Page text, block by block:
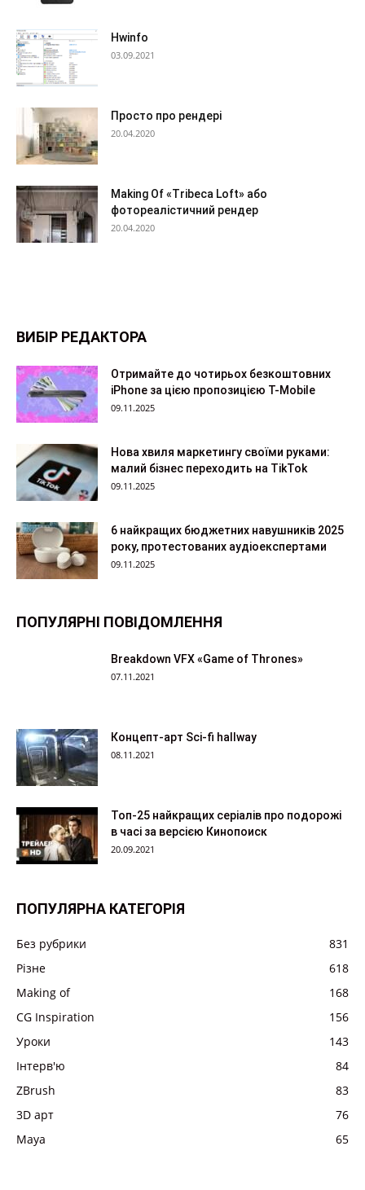
Hwinfo
03.09.2021
Просто про рендері
20.04.2020
Making Of «Tribeca Loft» або
фотореалістичний рендер
20.04.2020
ВИБІР РЕДАКТОРА
Отримайте до чотирьох безкоштовних
iPhone за цією пропозицією T-Mobile
09.11.2025
Нова хвиля маркетингу своїми руками:
малий бізнес переходить на TikTok
09.11.2025
6 найкращих бюджетних навушників 2025
року, протестованих аудіоекспертами
09.11.2025
ПОПУЛЯРНІ ПОВІДОМЛЕННЯ
Breakdown VFX «Game of Thrones»
07.11.2021
Концепт-арт Sci-fi hallway
08.11.2021
Топ-25 найкращих серіалів про подорожі
в часі за версією Кинопоиск
20.09.2021
ПОПУЛЯРНА КАТЕГОРІЯ
Без рубрики
831
Різне
618
Making of
168
CG Inspiration
156
Уроки
143
Інтерв'ю
84
ZBrush
83
3D арт
76
Maya
65